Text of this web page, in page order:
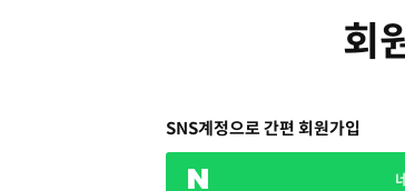
회
SNS계정으로 간편 회원가입